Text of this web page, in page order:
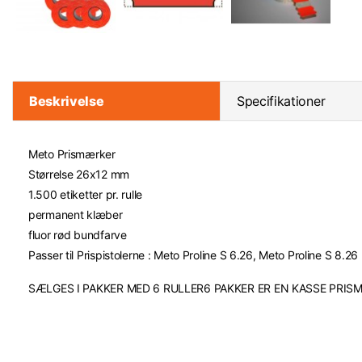
Beskrivelse Specifikationer
Meto Prismærker
Størrelse 26x12 mm
1.500 etiketter pr. rulle
permanent klæber
fluor rød bundfarve
Passer til Prispistolerne : Meto Proline S 6.26, Meto Proline S 8.26
SÆLGES I PAKKER MED 6 RULLER6 PAKKER ER EN KASSE